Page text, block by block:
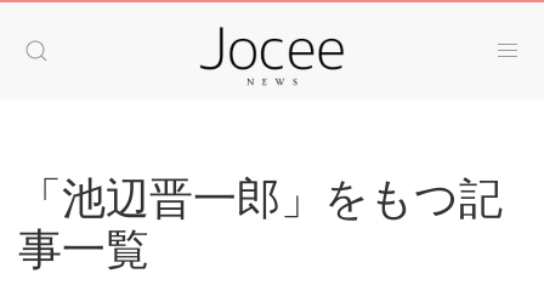
「池辺晋一郎」をもつ記
事一覧